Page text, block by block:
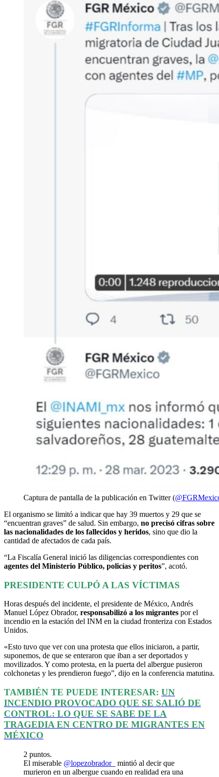
Captura de pantalla de la publicación en Twitter (
El organismo se limitó a indicar que hay 39 muertos y 29 que se
“encuentran graves” de salud. Sin embargo, no precisó cifras sobre
las nacionalidades de los fallecidos y heridos, sino que dio la
cantidad de afectados de cada país.
“La Fiscalía General inició las diligencias correspondientes con
agentes del Ministerio Público, policías y peritos”, acotó.
PRESIDENTE CULPÓ A LAS VÍCTIMAS
Horas después del incidente, el presidente de México, Andrés
Manuel López Obrador, responsabilizó a los migrantes por el
incendio en la estación del INM en la ciudad fronteriza con Estados
Unidos.
«Esto tuvo que ver con una protesta que ellos iniciaron, a partir,
suponemos, de que se enteraron que iban a ser deportados y
movilizados. Y como protesta, en la puerta del albergue pusieron
colchonetas y les prendieron fuego”, dijo en la conferencia matutina.
TAMBIÉN TE PUEDE INTERESAR: UN
INCENDIO PROVOCADO QUE SE SALIÓ DE
CONTROL: LO QUE SE SABE DE LA
TRAGEDIA EN CENTRO DE MIGRANTES EN
MÉXICO
2 puntos.
El miserable @lopezobrador_
mintió al decir que
murieron en un albergue cuando en realidad era una